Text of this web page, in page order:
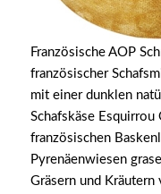
Französische AOP
französischer
mit einer dunklen
Schafskäse
französischen
Pyrenäenwiesen
Gräsern und